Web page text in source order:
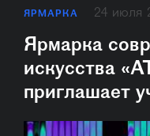
ЯРМАРКА 24 июля
Ярмарка
искусства
приглашает